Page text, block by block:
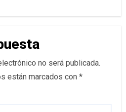
no será publicada.
están marcados con *